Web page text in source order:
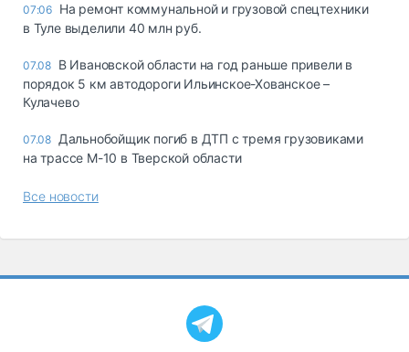
07:06 На ремонт коммунальной и грузовой спецтехники
в Туле выделили 40 млн руб.
07.08 В Ивановской области на год раньше привели в
порядок 5 км автодороги Ильинское-Хованское –
Кулачево
07.08 Дальнобойщик погиб в ДТП с тремя грузовиками
на трассе М-10 в Тверской области
Все новости